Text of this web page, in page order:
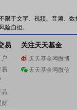
于文字、视频、音频、
险自担。
易
户
易
品
财
关注天天基金
天天基金网微博
天天基金网微信